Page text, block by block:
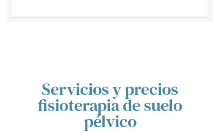
Servicios y precios
fisioterapia de suelo
pélvico